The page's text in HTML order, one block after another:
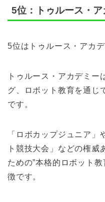
5位：トゥルース・
5位はトゥルース・アカ
トゥルース・アカデミー
グ、ロボット教育を通じ
です。
「ロボカップジュニア」
ト競技大会」などの権威
ための”本格的ロボット
徴です。